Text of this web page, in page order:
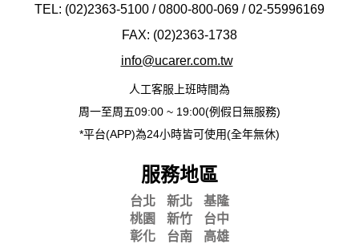
TEL: (02)2363-5100 / 0800-800-069 / 02-55996169
FAX: (02)2363-1738
info@ucarer.com.tw
人工客服上班時間為
周一至周五09:00 ~ 19:00(例假日無服務)
*平台(APP)為24小時皆可使用(全年無休)
服務地區
台北 新北
基隆
桃園
新竹
台中
彰化
台南 高雄